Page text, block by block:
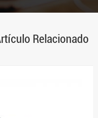
Relacionado